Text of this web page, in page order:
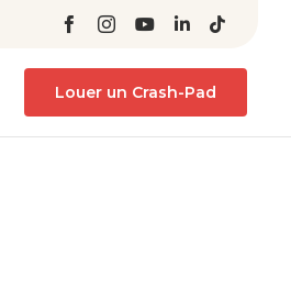
content
Louer un Crash-Pad